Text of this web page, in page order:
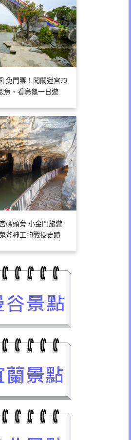
免門票！闖關迷宮73
魚、看烏龜一日遊
碼頭旁 小金門旅遊
斧神工的戰役史蹟